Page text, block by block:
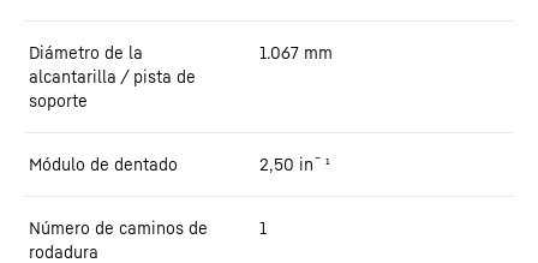
Diámetro de la
alcantarilla / pista de
soporte
1.067 mm
Módulo de dentado 2,50 in¯¹
Número de caminos de
rodadura
1